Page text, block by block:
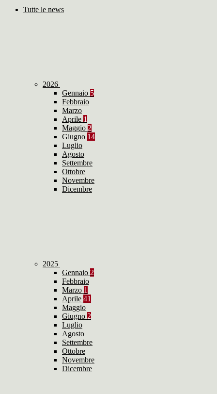
Tutte le news
2026
Gennaio 5
Febbraio
Marzo
Aprile 1
Maggio 2
Giugno 14
Luglio
Agosto
Settembre
Ottobre
Novembre
Dicembre
2025
Gennaio 2
Febbraio
Marzo 1
Aprile 41
Maggio
Giugno 2
Luglio
Agosto
Settembre
Ottobre
Novembre
Dicembre